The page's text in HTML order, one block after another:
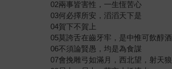
02兩事皆害性，一生恆苦心
03何必擇所安，滔滔天下是
04賀下不賀上
05莫誇舌在齒牙牢，是中惟可飲醇酒
06不須論賢愚，均是為食謀
07會挽雕弓如滿月，西北望，射天狼